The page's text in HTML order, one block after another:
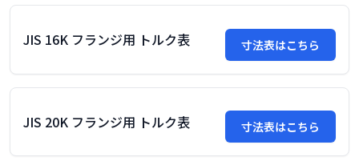
JIS 16K フランジ用 トルク表 寸法表はこちら
JIS 20K フランジ用 トルク表 寸法表はこちら